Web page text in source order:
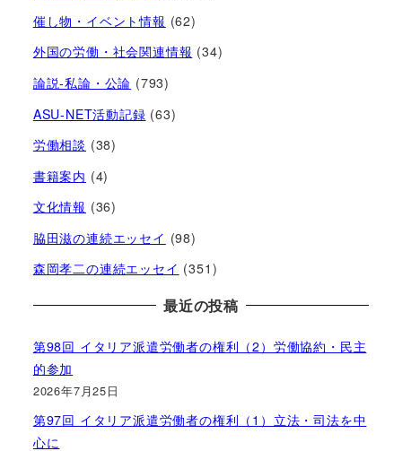
催し物・イベント情報 (62)
外国の労働・社会関連情報 (34)
論説-私論・公論 (793)
ASU-NET活動記録 (63)
労働相談 (38)
書籍案内 (4)
文化情報 (36)
脇田滋の連続エッセイ (98)
森岡孝二の連続エッセイ (351)
最近の投稿
第98回 イタリア派遣労働者の権利（2）労働協約・民主
的参加
2026年7月25日
第97回 イタリア派遣労働者の権利（1）立法・司法を中
心に